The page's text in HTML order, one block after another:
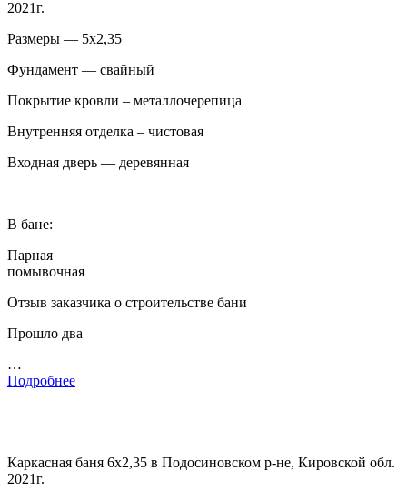
2021г.
Размеры — 5х2,35
Фундамент — свайный
Покрытие кровли – металлочерепица
Внутренняя отделка – чистовая
Входная дверь — деревянная
В бане:
Парная
помывочная
Отзыв заказчика о строительстве бани
Прошло два
…
Подробнее
Каркасная баня 6х2,35 в Подосиновском р-не, Кировской обл.
2021г.